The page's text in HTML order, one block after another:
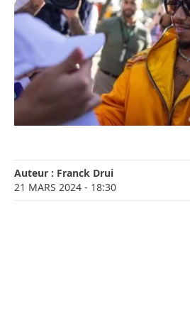
Auteur : Franck Drui
21 MARS 2024 - 18:30